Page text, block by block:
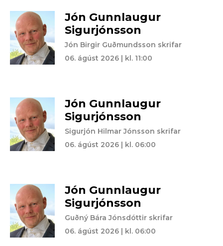
Jón Gunnlaugur
Sigurjónsson
Jón Birgir Guðmundsson skrifar
06. ágúst 2026 | kl. 11:00
Jón Gunnlaugur
Sigurjónsson
Sigurjón Hilmar Jónsson skrifar
06. ágúst 2026 | kl. 06:00
Jón Gunnlaugur
Sigurjónsson
Guðný Bára Jónsdóttir skrifar
06. ágúst 2026 | kl. 06:00